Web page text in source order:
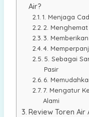
Air?
1. Menjaga
2.
3.
4.
5. Sebagai
Pasir
6.
7. Mengatur
Alami
Review Toren Air